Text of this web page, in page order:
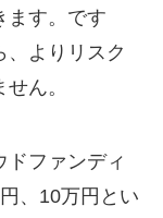
ます。です
、よりリスク
ん。
ドファンディ
、10万円とい